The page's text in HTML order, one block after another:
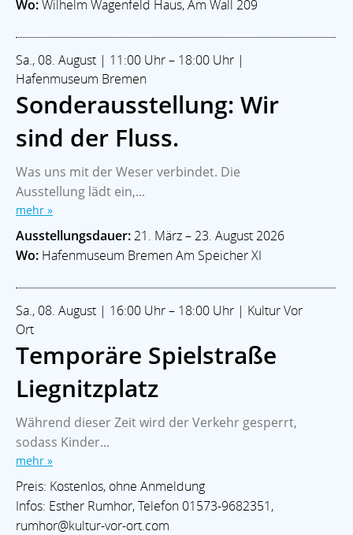
Wo:Wilhelm Wagenfeld Haus, Am Wall 209
Sa., 08. August | 11:00 Uhr – 18:00 Uhr |
Hafenmuseum Bremen
Sonderausstellung: Wir
sind der Fluss.
Was uns mit der Weser verbindet. Die
Ausstellung lädt ein,...
mehr »
Ausstellungsdauer:21. März – 23. August 2026
Wo: Hafenmuseum Bremen Am Speicher XI
Sa., 08. August | 16:00 Uhr – 18:00 Uhr | Kultur Vor
Ort
Temporäre Spielstraße
Liegnitzplatz
Während dieser Zeit wird der Verkehr gesperrt,
sodass Kinder...
mehr »
Preis: Kostenlos, ohne Anmeldung
Infos: Esther Rumhor, Telefon 01573-9682351,
rumhor@kultur-vor-ort.com